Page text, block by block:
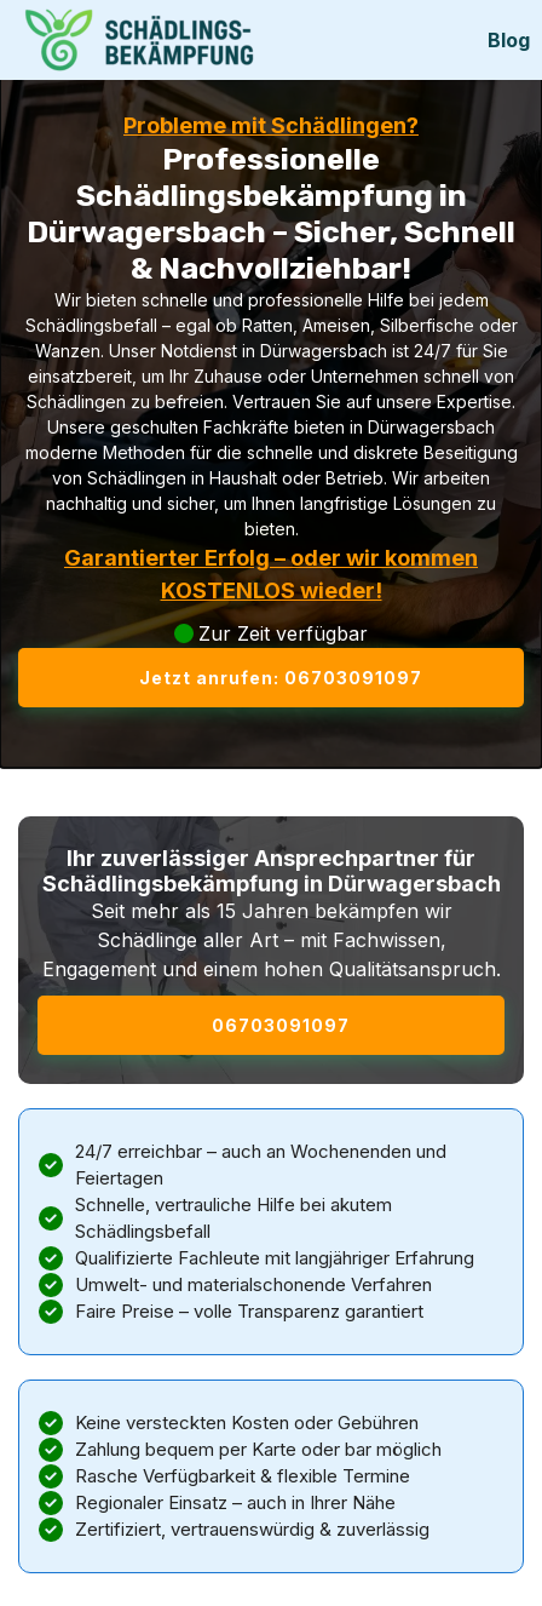
Blog
Probleme mit Schädlingen?
Professionelle
Schädlingsbekämpfung in
Dürwagersbach – Sicher, Schnell
& Nachvollziehbar!
Wir bieten schnelle und professionelle Hilfe bei jedem
Schädlingsbefall – egal ob Ratten, Ameisen, Silberfische oder
Wanzen. Unser Notdienst in Dürwagersbach ist 24/7 für Sie
einsatzbereit, um Ihr Zuhause oder Unternehmen schnell von
Schädlingen zu befreien. Vertrauen Sie auf unsere Expertise.
Unsere geschulten Fachkräfte bieten in Dürwagersbach
moderne Methoden für die schnelle und diskrete Beseitigung
von Schädlingen in Haushalt oder Betrieb. Wir arbeiten
nachhaltig und sicher, um Ihnen langfristige Lösungen zu
bieten.
Garantierter Erfolg – oder wir kommen
KOSTENLOS wieder!
Zur Zeit verfügbar
Jetzt anrufen: 06703091097
Ihr zuverlässiger Ansprechpartner für
Schädlingsbekämpfung in Dürwagersbach
Seit mehr als 15 Jahren bekämpfen wir
Schädlinge aller Art – mit Fachwissen,
Engagement und einem hohen Qualitätsanspruch.
06703091097
24/7 erreichbar – auch an Wochenenden und
Feiertagen
Schnelle, vertrauliche Hilfe bei akutem
Schädlingsbefall
Qualifizierte Fachleute mit langjähriger Erfahrung
Umwelt- und materialschonende Verfahren
Faire Preise – volle Transparenz garantiert
Keine versteckten Kosten oder Gebühren
Zahlung bequem per Karte oder bar möglich
Rasche Verfügbarkeit & flexible Termine
Regionaler Einsatz – auch in Ihrer Nähe
Zertifiziert, vertrauenswürdig & zuverlässig